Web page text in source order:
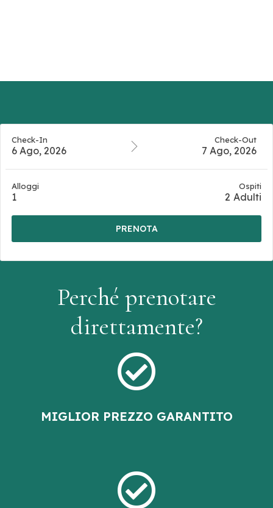
Check-In
6 Ago, 2026
Check-Out
7 Ago, 2026
Alloggi
1
Ospiti
2 Adulti
Perché prenotare
direttamente?
MIGLIOR PREZZO GARANTITO